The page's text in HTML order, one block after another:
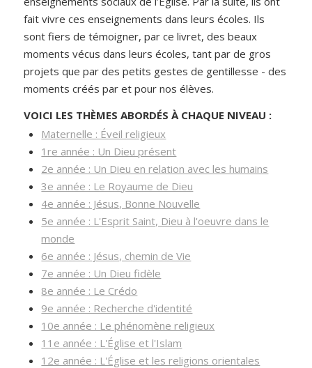
fait vivre ces enseignements dans leurs écoles. Ils
sont fiers de témoigner, par ce livret, des beaux
moments vécus dans leurs écoles, tant par de gros
projets que par des petits gestes de gentillesse - des
moments créés par et pour nos élèves.
VOICI LES THÈMES ABORDÉS À CHAQUE NIVEAU :
Maternelle : Éveil religieux
1re année : Un Dieu présent
2e année : Un Dieu en relation avec les humains
3e année : Le Royaume de Dieu
4e année : Jésus, Bonne Nouvelle
5e année : L'Esprit Saint, Dieu à l'oeuvre dans le
monde
6e année : Jésus, chemin de Vie
7e année : Un Dieu fidèle
8e année : Le Crédo
9e année : Recherche d'identité
10e année : Le phénomène religieux
11e année : L'Église et l'Islam
12e année : L'Église et les religions orientales